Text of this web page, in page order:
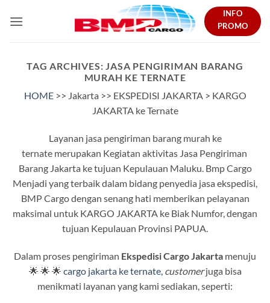
INFO
PROMO
TAG ARCHIVES:JASA PENGIRIMAN BARANG
MURAH KE TERNATE
HOME>> Jakarta >> EKSPEDISI JAKARTA > KARGO
JAKARTA ke Ternate
Layanan jasa pengiriman barang murah ke
ternate merupakan Kegiatan aktivitas Jasa Pengiriman
Barang Jakarta ke tujuan Kepulauan Maluku. Bmp Cargo
Menjadi yang terbaik dalam bidang penyedia jasa ekspedisi,
BMP Cargo dengan senang hati memberikan pelayanan
maksimal untuk KARGO JAKARTA ke Biak Numfor, dengan
tujuan Kepulauan Provinsi PAPUA.
Dalam proses pengiriman Ekspedisi Cargo Jakarta menuju
🌟 🌟 🌟 cargo jakarta ke ternate, customerjuga bisa
menikmati layanan yang kami sediakan, seperti: